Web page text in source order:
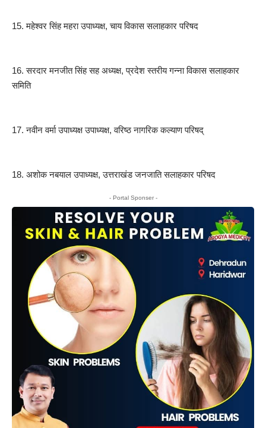
15. महेश्वर सिंह महरा उपाध्यक्ष, चाय विकास सलाहकार परिषद
16. सरदार मनजीत सिंह सह अध्यक्ष, प्रदेश स्तरीय गन्ना विकास सलाहकार
समिति
17. नवीन वर्मा उपाध्यक्ष उपाध्यक्ष, वरिष्ठ नागरिक कल्याण परिषद्
18. अशोक नबयाल उपाध्यक्ष, उत्तराखंड जनजाति सलाहकार परिषद
- Portal Sponser -